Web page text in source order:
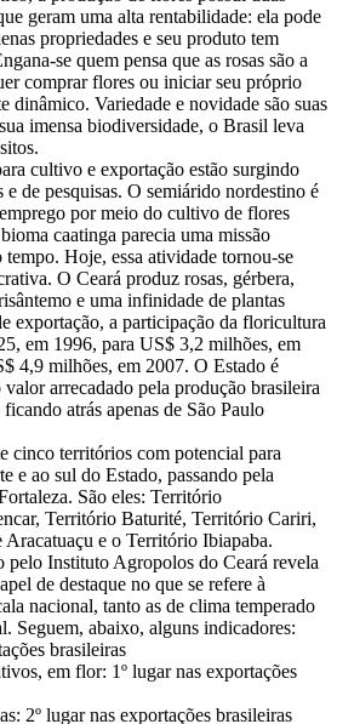
geram uma alta rentabilidade: ela pode
propriedades e seu produto tem
se quem pensa que as rosas são a
comprar flores ou iniciar seu próprio
dinâmico. Variedade e novidade são suas
imensa biodiversidade, o Brasil leva
cultivo e exportação estão surgindo
de pesquisas. O semiárido nordestino é
por meio do cultivo de flores
caatinga parecia uma missão
Hoje, essa atividade tornou-se
O Ceará produz rosas, gérbera,
e uma infinidade de plantas
exportação, a participação da floricultura
em 1996, para US$ 3,2 milhões, em
4,9 milhões, em 2007. O Estado é
arrecadado pela produção brasileira
atrás apenas de São Paulo
cinco territórios com potencial para
e ao sul do Estado, passando pela
São eles: Território
Território Baturité, Território Cariri,
e o Território Ibiapaba.
pelo Instituto Agropolos do Ceará revela
de destaque no que se refere à
nacional, tanto as de clima temperado
Seguem, abaixo, alguns indicadores:
brasileiras
em flor: 1º lugar nas exportações
2º lugar nas exportações brasileiras